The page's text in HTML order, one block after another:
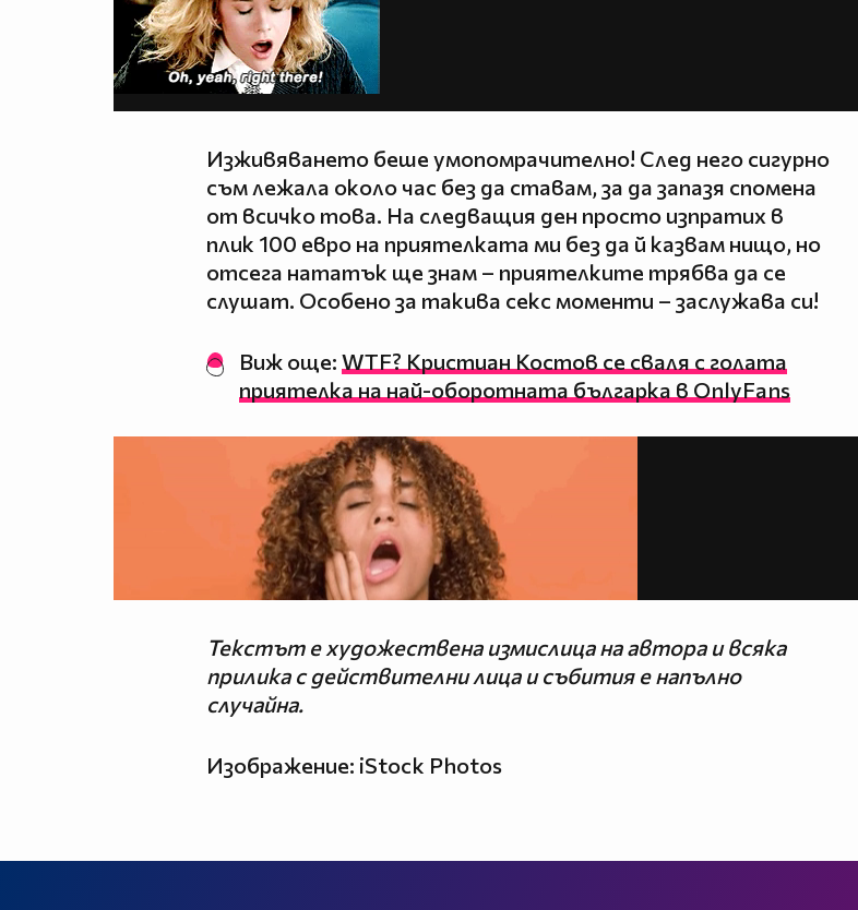
Изживяването беше умопомрачително! След него сигурно
съм лежала около час без да ставам, за да запазя спомена
от всичко това. На следващия ден просто изпратих в
плик 100 евро на приятелката ми без да й казвам нищо, но
отсега нататък ще знам – приятелките трябва да се
слушат. Особено за такива секс моменти – заслужава си!
Виж още: WTF? Кристиан Костов се сваля с голата
приятелка на най-оборотната българка в OnlyFans
Текстът е художествена измислица на автора и всяка
прилика с действителни лица и събития е напълно
случайна.
Изображение: iStock Photos